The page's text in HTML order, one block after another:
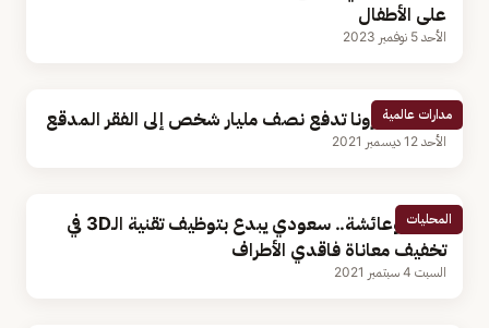
على الأطفال
الأحد 5 نوفمبر 2023
مدارات عالمية
جائحة كورونا تدفع نصف مليار شخص إلى الفقر المدقع
الأحد 12 ديسمبر 2021
المحليات
معاذ بوعائشة.. سعودي يبدع بتوظيف تقنية الـ3D في
تخفيف معاناة فاقدي الأطراف
السبت 4 سبتمبر 2021